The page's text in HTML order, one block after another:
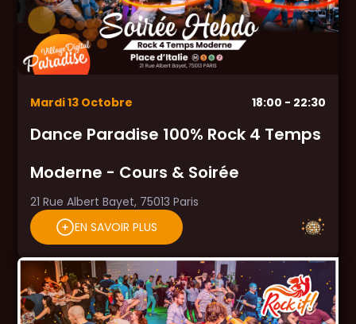
Mardi13 Octobre 18:00 - 22:30
Dance Paradise 100% Rock 4 Temps
Moderne - Cours & Soirée
21 Rue Albert Bayet, 75013 Paris
EN SAVOIR PLUS